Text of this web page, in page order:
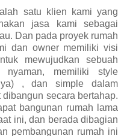
satu klien kami yang
jasa kami sebagai
Dan pada proyek rumah
dan owner memiliki visi
mewujudkan sebuah
memiliki style
, dan simple dalam
secara bertahap.
bangunan rumah lama
ini, dan berada dibagian
pembangunan rumah ini